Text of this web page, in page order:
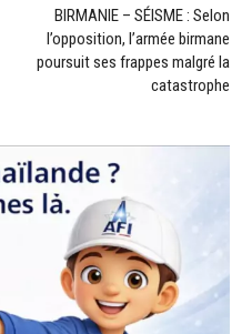
BIRMANIE – SÉISME : Selon
l’opposition, l’armée birmane
poursuit ses frappes malgré la
catastrophe